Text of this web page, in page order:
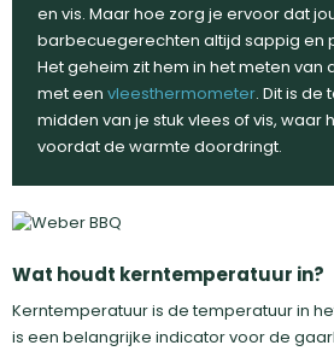
en vis. Maar hoe zorg je ervoor dat
barbecuegerechten altijd sappig en
Het geheim zit hem in het meten
met een vleesthermometer. Dit is de
midden van je stuk vlees of vis, waar
voordat de warmte doordringt.
Wat houdt kerntemperatuur in?
Kerntemperatuur is de temperatuur in
is een belangrijke indicator voor de